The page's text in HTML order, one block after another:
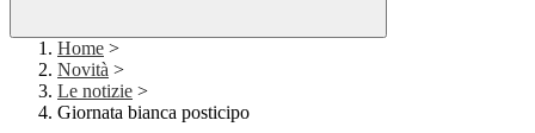
Home >
Novità >
Le notizie >
Giornata bianca posticipo